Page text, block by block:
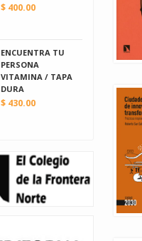
$ 400.00
ENCUENTRA TU
PERSONA
VITAMINA / TAPA
DURA
$ 430.00